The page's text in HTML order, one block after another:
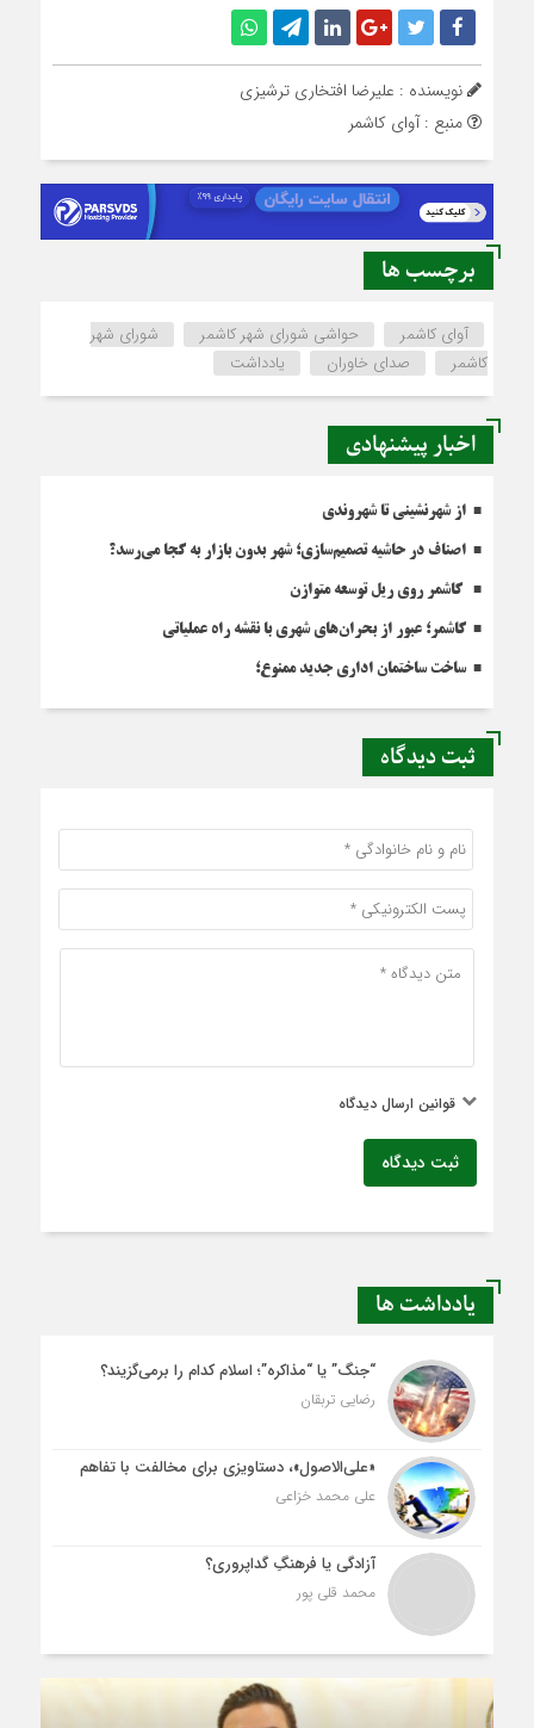
نویسنده : علیرضا افتخاری ترشیزی
منبع : آوای کاشمر
برچسب ها
آوای کاشمر حواشی شورای شهر کاشمر
شورای شهر
کاشمر
صدای خاوران یادداشت
اخبار پیشنهادی
از شهرنشینی تا شهروندی
اصناف در حاشیه تصمیم‌سازی؛ شهر بدون بازار به کجا می‌رسد؟
کاشمر روی ریل توسعه متوازن
کاشمر؛ عبور از بحران‌های شهری با نقشه راه عملیاتی
ساخت ساختمان اداری جدید ممنوع؛
ثبت دیدگاه
قوانین ارسال دیدگاه
ثبت دیدگاه
یادداشت ها
“جنگ” یا “مذاکره”؛ اسلام کدام را برمی‌گزیند؟
رضایی تربقان
«علی‌الاصول»، دستاویزی برای مخالفت با تفاهم
علی محمد خزاعی
آزادگی یا فرهنگِ گداپروری؟
محمد قلی پور